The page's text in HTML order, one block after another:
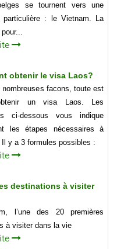
se tournent vers une
particulière : le Vietnam. La
obtenir le visa Laos?
nombreuses facons, toute est
un visa Laos. Les
ci-dessous vous indique
les étapes nécessaires à
Il y a 3 formules possibles :
destinations à visiter
l’une des 20 premières
à visiter dans la vie